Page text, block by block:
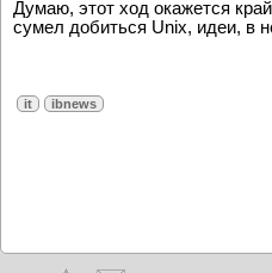
Думаю, этот ход окажется
сумел добиться Unix, идеи, в
it ibnews